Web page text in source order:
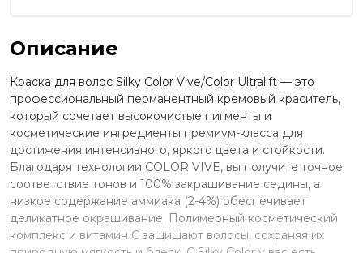
Описание
Краска для волос Silky Color Vive/Color Ultralift — это
профессиональный перманентный кремовый краситель,
который сочетает высокочистые пигменты и
косметические ингредиенты премиум-класса для
достижения интенсивного, яркого цвета и стойкости.
Благодаря технологии COLOR VIVE, вы получите точное
соответствие тонов и 100% закрашивание седины, а
низкое содержание аммиака (2-4%) обеспечивает
деликатное окрашивание. Полимерный косметический
комплекс и витамин C защищают волосы, сохраняя их